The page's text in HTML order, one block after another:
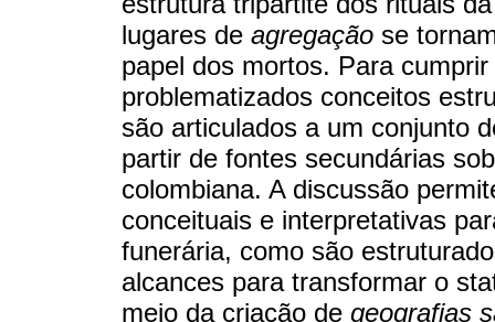
lugares de agregação se
papel dos mortos. Para
problematizados conceitos
são articulados a um conjunto
partir de fontes secundárias
colombiana. A discussão
conceituais e interpretativas
funerária, como são
alcances para transformar o
meio da criação de geografias